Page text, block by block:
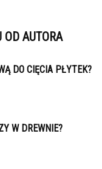
OD AUTORA
DO CIĘCIA PŁYTEK?
W DREWNIE?